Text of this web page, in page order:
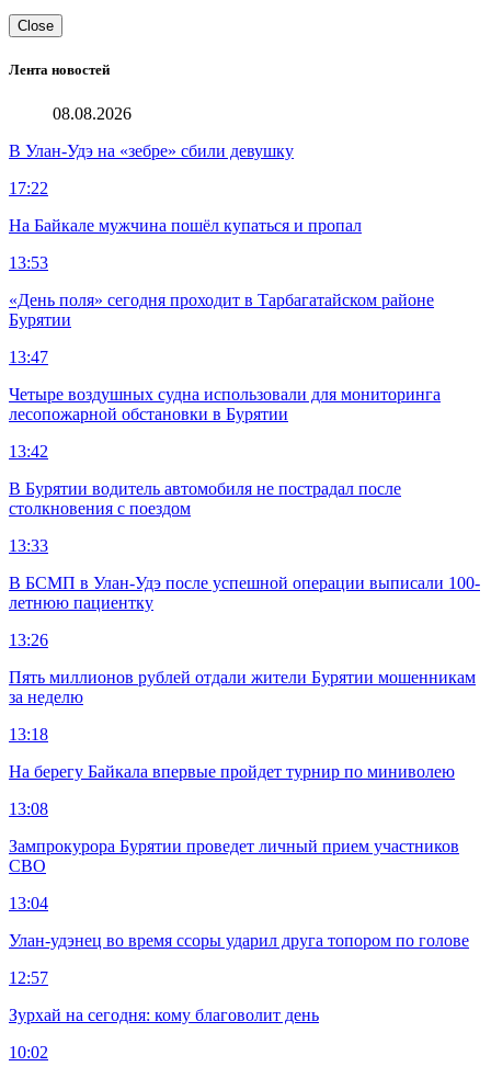
Close
Лента новостей
08.08.2026
В Улан-Удэ на «зебре» сбили девушку
17:22
На Байкале мужчина пошёл купаться и пропал
13:53
«День поля» сегодня проходит в Тарбагатайском районе
Бурятии
13:47
Четыре воздушных судна использовали для мониторинга
лесопожарной обстановки в Бурятии
13:42
В Бурятии водитель автомобиля не пострадал после
столкновения с поездом
13:33
В БСМП в Улан-Удэ после успешной операции выписали 100-
летнюю пациентку
13:26
Пять миллионов рублей отдали жители Бурятии мошенникам
за неделю
13:18
На берегу Байкала впервые пройдет турнир по миниволею
13:08
Зампрокурора Бурятии проведет личный прием участников
СВО
13:04
Улан-удэнец во время ссоры ударил друга топором по голове
12:57
Зурхай на сегодня: кому благоволит день
10:02